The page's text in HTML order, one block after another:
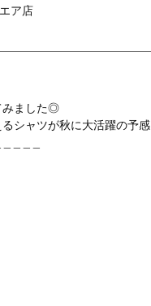
ア店
みました◎
シャツが秋に大活躍の予感